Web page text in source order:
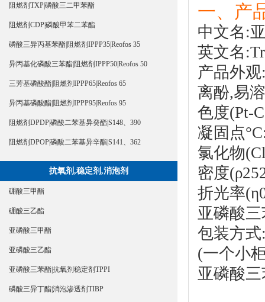
阻燃剂TXP|磷酸三二甲苯酯
阻燃剂CDP|磷酸甲苯二苯酯
磷酸三异丙基苯酯|阻燃剂IPPP35|Reofos 35
异丙基化磷酸三苯酯|阻燃剂IPPP50|Reofos 50
三芳基磷酸酯|阻燃剂IPPP65|Reofos 65
异丙基磷酸酯|阻燃剂IPPP95|Reofos 95
阻燃剂DPDP|磷酸二苯基异癸酯|S148、390
阻燃剂DPOP|磷酸二苯基异辛酯|S141、362
抗氧剂,稳定剂,消泡剂
硼酸三甲酯
硼酸三乙酯
亚磷酸三甲酯
亚磷酸三乙酯
亚磷酸三苯酯|抗氧剂稳定剂TPPI
磷酸三异丁酯|消泡渗透剂TIBP
一、产
中文名:
英文名
产品外
离酚,易
色度(Pt-
凝固点
氯化物
密度
折光率
亚磷酸
包装方
(一个小
亚磷酸